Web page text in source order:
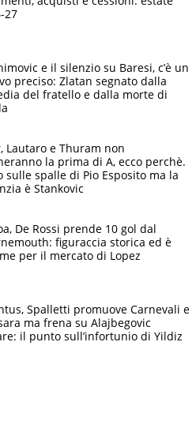
27
e il silenzio su Baresi, c’è un
preciso: Zlatan segnato dalla
del fratello e dalla morte di
Lautaro e Thuram non
la prima di A, ecco perchè.
sulle spalle di Pio Esposito ma la
è Stankovic
De Rossi prende 10 gol dal
figuraccia storica ed è
per il mercato di Lopez
Spalletti promuove Carnevali e
ma frena su Alajbegovic
il punto sull’infortunio di Yildiz